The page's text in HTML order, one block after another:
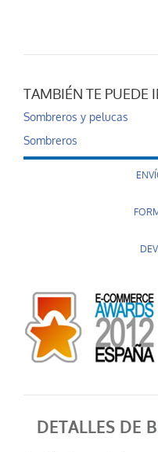
TAMBIÉN TE PUEDE
Sombreros y pelucas
Sombreros
DETALLES DE